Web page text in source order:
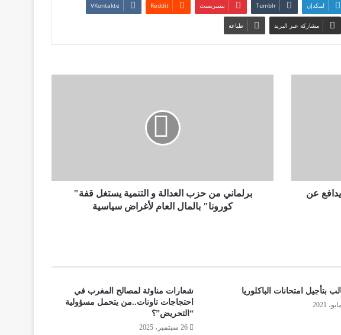
لينكدإن بينتيريست
مشاركة عبر البريد طباعة
عن
برلماني من حزب العدالة و التنمية يستغل قفة"
كورونا" بالمال العام لأغراض سياسية
بتأجيل امتحانات الباكلوريا
شعارات مناوئة لمصالح المغرب في
احتجاجات تاونات..من يتحمل مسؤولية
“التحريض”؟
26 سبتمبر، 2025